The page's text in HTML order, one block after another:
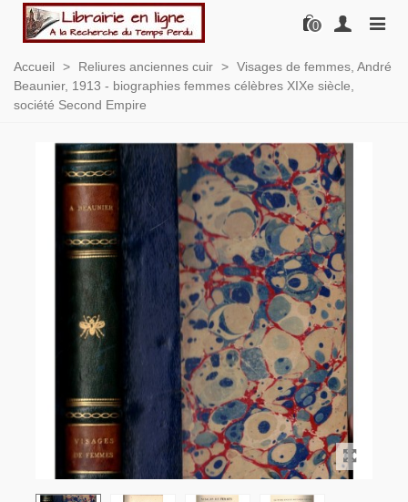
0
Accueil > Reliures anciennes cuir > Visages de femmes, André
Beaunier, 1913 - biographies femmes célèbres XIXe siècle,
société Second Empire